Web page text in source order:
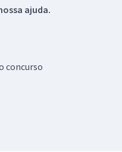
ajuda.
concurso